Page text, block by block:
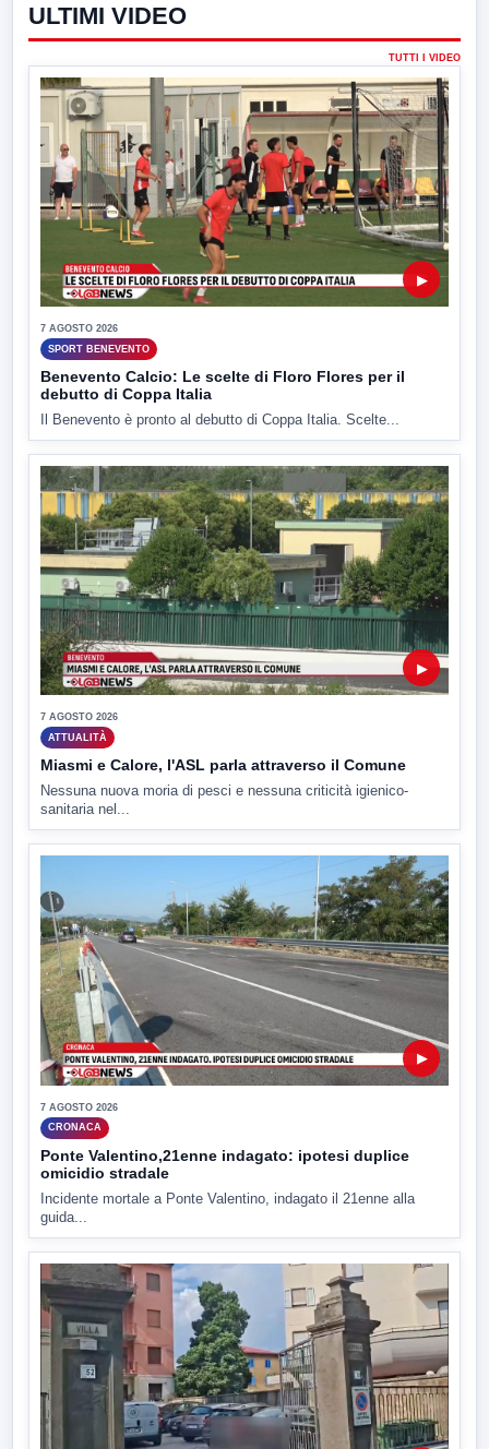
ULTIMI VIDEO
TUTTI I VIDEO
▶
7 AGOSTO 2026
SPORT BENEVENTO
Benevento Calcio: Le scelte di Floro Flores per il
debutto di Coppa Italia
Il Benevento è pronto al debutto di Coppa Italia. Scelte...
▶
7 AGOSTO 2026
ATTUALITÀ
Miasmi e Calore, l'ASL parla attraverso il Comune
Nessuna nuova moria di pesci e nessuna criticità igienico-
sanitaria nel...
▶
7 AGOSTO 2026
CRONACA
Ponte Valentino,21enne indagato: ipotesi duplice
omicidio stradale
Incidente mortale a Ponte Valentino, indagato il 21enne alla
guida...